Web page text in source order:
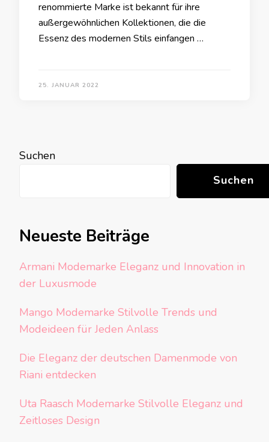
renommierte Marke ist bekannt für ihre
außergewöhnlichen Kollektionen, die die
Essenz des modernen Stils einfangen …
25. JANUAR 2022
Suchen
Suchen
Neueste Beiträge
Armani Modemarke Eleganz und Innovation in
der Luxusmode
Mango Modemarke Stilvolle Trends und
Modeideen für Jeden Anlass
Die Eleganz der deutschen Damenmode von
Riani entdecken
Uta Raasch Modemarke Stilvolle Eleganz und
Zeitloses Design